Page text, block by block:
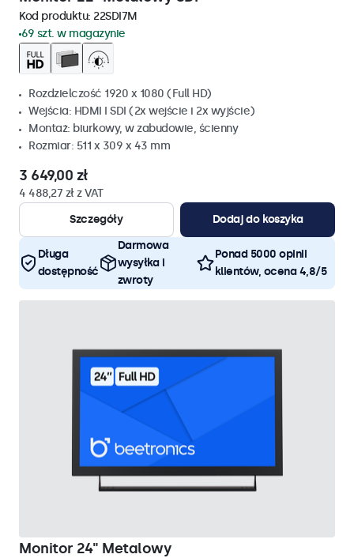
Kod produktu: 22SDI7M
69 szt. w magazynie
Rozdzielczość 1920 x 1080 (Full HD)
Wejścia: HDMI I SDI (2x wejście i 2x wyjście)
Montaż: biurkowy, w zabudowie, ścienny
Rozmiar: 511 x 309 x 43 mm
3 649,00 zł
4 488,27 zł z VAT
Szczegóły
Dodaj do koszyka
Długa
dostępność
Darmowa
wysyłka i
zwroty
Ponad 5000 opinii
klientów, ocena 4,8/5
Monitor 24" Metalowy